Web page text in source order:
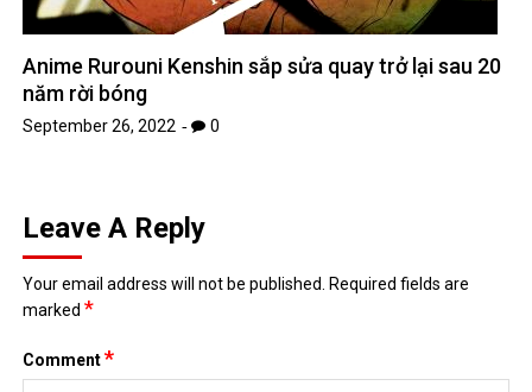
Anime Rurouni Kenshin sắp sửa quay trở lại sau 20
năm rời bóng
September 26, 2022 0
Leave A Reply
Your email address will not be published. Required fields are
marked*
Comment*